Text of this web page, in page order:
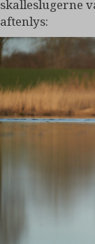
skalleslugerne
aftenlys: